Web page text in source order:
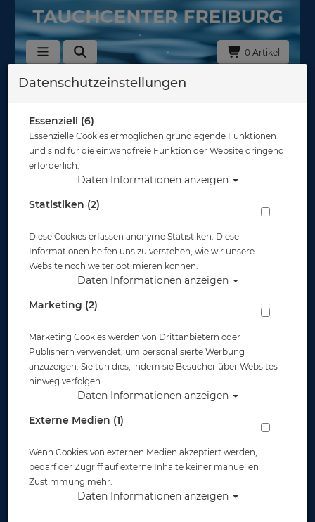
0 Artikel
Zurück
Datenschutzeinstellungen
Essenziell (6)
Essenzielle Cookies ermöglichen grundlegende Funktionen
und sind für die einwandfreie Funktion der Website dringend
erforderlich.
Daten Informationen anzeigen
Statistiken (2)
Diese Cookies erfassen anonyme Statistiken. Diese
Informationen helfen uns zu verstehen, wie wir unsere
Website noch weiter optimieren können.
Daten Informationen anzeigen
Marketing (2)
Marketing Cookies werden von Drittanbietern oder
Publishern verwendet, um personalisierte Werbung
anzuzeigen. Sie tun dies, indem sie Besucher über Websites
hinweg verfolgen.
Daten Informationen anzeigen
Externe Medien (1)
Wenn Cookies von externen Medien akzeptiert werden,
bedarf der Zugriff auf externe Inhalte keiner manuellen
Zustimmung mehr.
Daten Informationen anzeigen